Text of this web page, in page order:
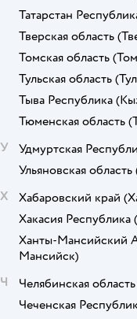
Татарстан
Тверская область
Томская область
Тульская область
Тыва Республика
Тюменская область
У
Удмуртская
Ульяновская область
Х
Хабаровский край
Хакасия Республика
Ханты-Мансийский
Мансийск)
Ч
Челябинская область
Чеченская